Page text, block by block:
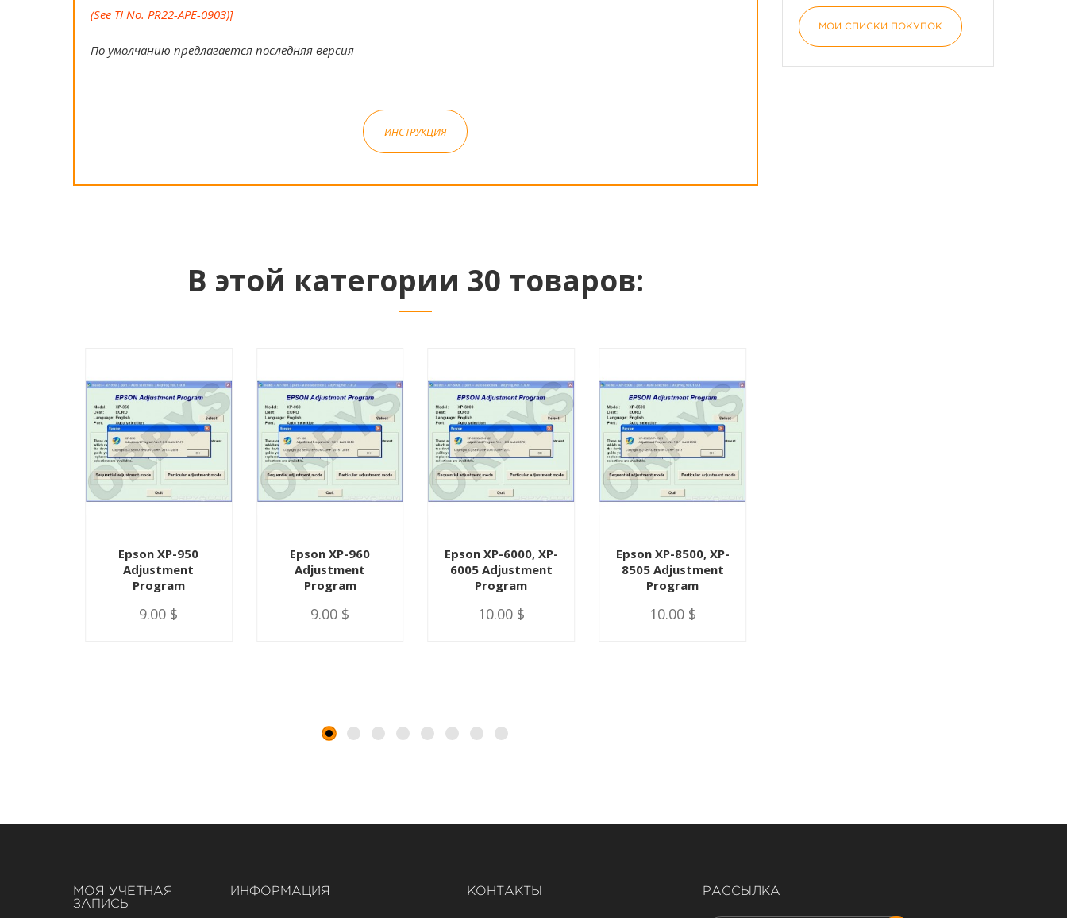
(See TI No. PR22-APE-0903)]
По умолчанию предлагается последняя версия
ИНСТРУКЦИЯ
В этой категории 30 товаров:
Epson XP-950
Adjustment
Program
9.00 $
Epson XP-960
Adjustment
Program
9.00 $
Epson XP-6000, XP-
6005 Adjustment
Program
10.00 $
Epson XP-8500, XP-
8505 Adjustment
Program
10.00 $
МОИ СПИСКИ ПОКУПОК
МОЯ УЧЕТНАЯ
ЗАПИСЬ
ИНФОРМАЦИЯ КОНТАКТЫ РАССЫЛКА